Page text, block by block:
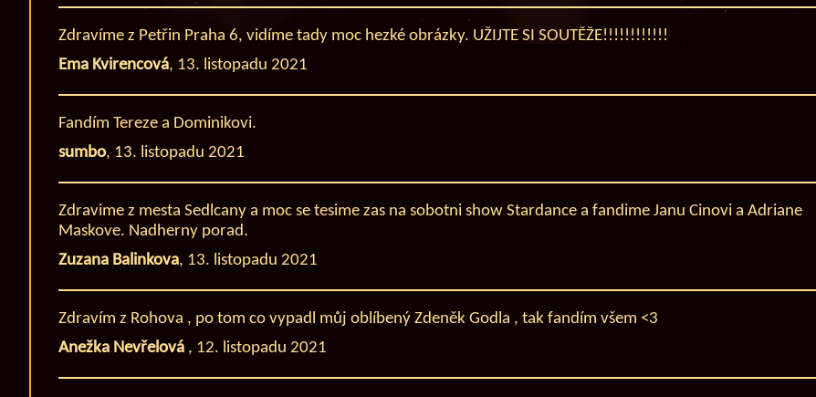
Zdravíme z Petřin Praha 6, vidíme tady moc hezké obrázky. UŽIJTE SI SOUTĚŽE!!!!!!!!!!!!
Ema Kvirencová, 13. listopadu 2021
Fandím Tereze a Dominikovi.
sumbo, 13. listopadu 2021
Zdravime z mesta Sedlcany a moc se tesime zas na sobotni show Stardance a fandime Janu Cinovi a Adriane
Maskove. Nadherny porad.
Zuzana Balinkova, 13. listopadu 2021
Zdravím z Rohova , po tom co vypadl můj oblíbený Zdeněk Godla , tak fandím všem <3
Anežka Nevřelová , 12. listopadu 2021